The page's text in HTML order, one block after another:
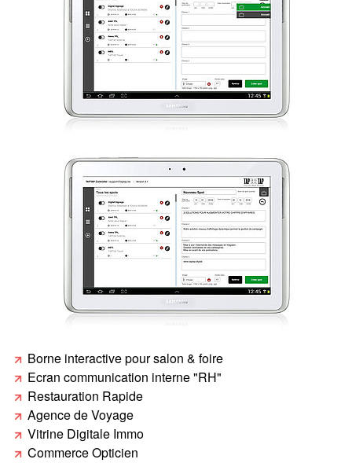
Borne interactive pour salon & foire
Ecran communication interne "RH"
Restauration Rapide
Agence de Voyage
Vitrine Digitale Immo
Commerce Opticien